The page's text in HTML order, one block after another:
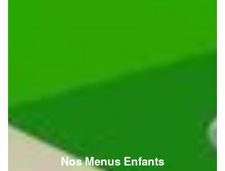
Nos Menus Enfants